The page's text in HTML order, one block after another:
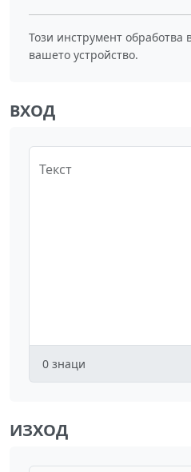
Този инструмент обработва
вашето устройство.
ВХОД
Текст
0 знаци
ИЗХОД